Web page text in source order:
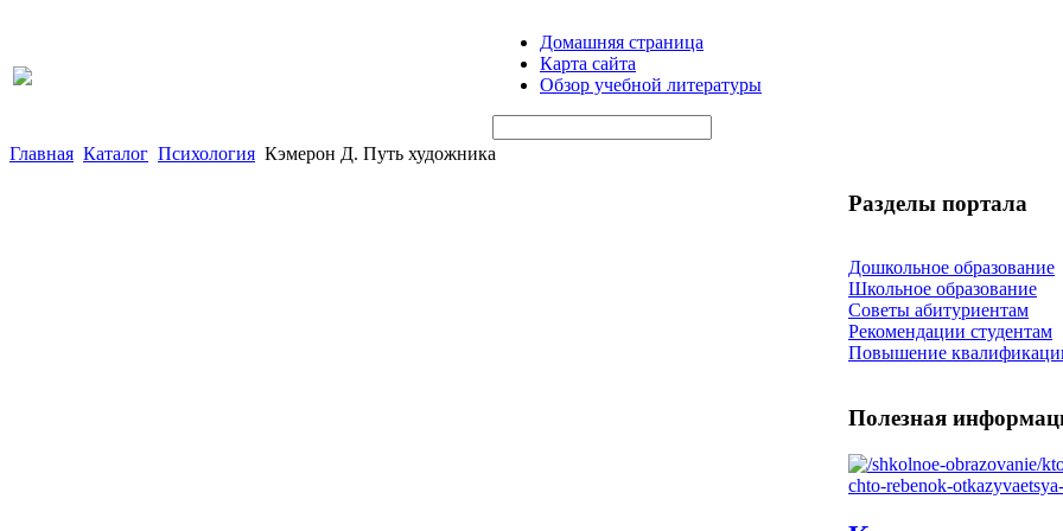
Домашняя страница
Карта сайта
Обзор учебной литературы
Главная Каталог Психология Кэмерон Д. Путь художника
Разделы портала
Дошкольное образование
Школьное образование
Советы абитуриентам
Рекомендации студентам
Повышение
Полезная